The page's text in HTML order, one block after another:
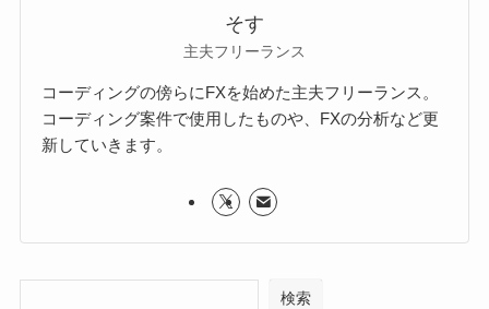
そす
主夫フリーランス
コーディングの傍らにFXを始めた主夫フリーランス。
コーディング案件で使用したものや、FXの分析など更
新していきます。
検索